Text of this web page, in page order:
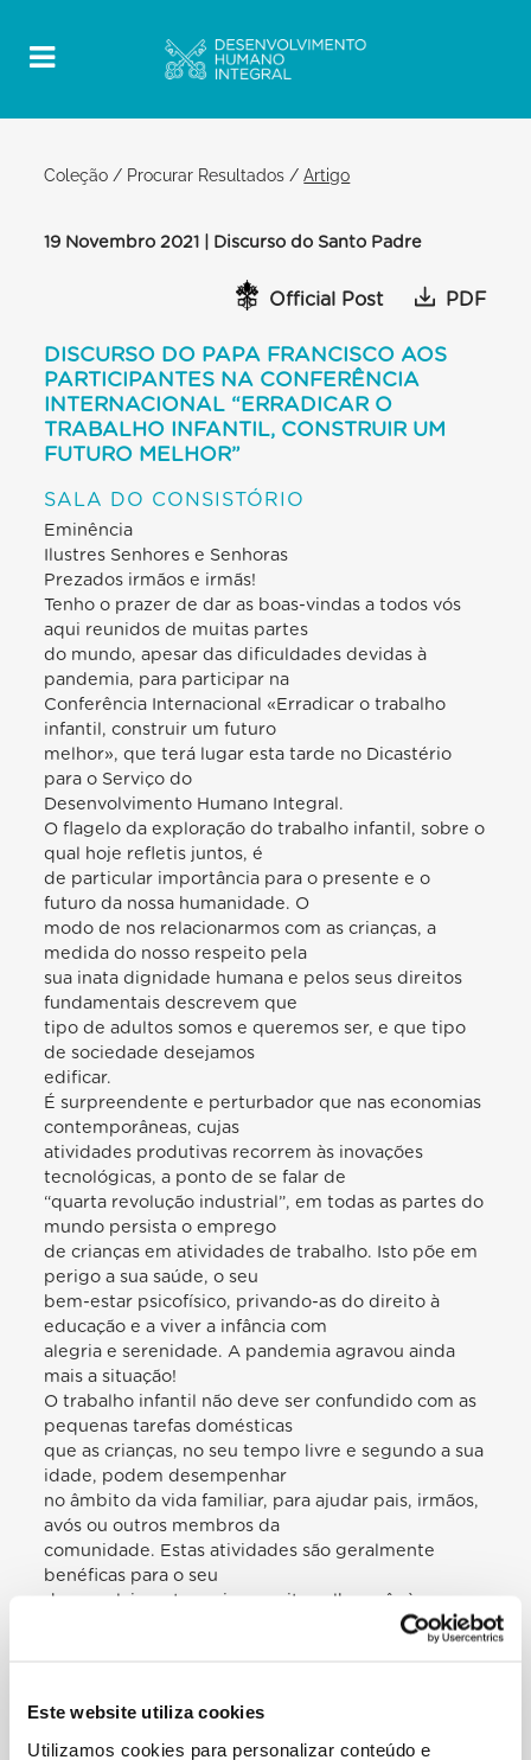
Este website utiliza cookies
Utilizamos cookies para personalizar conteúdo e
Coleção / Procurar Resultados /Artigo
19 Novembro 2021 | Discurso do Santo Padre
Official Post PDF
DISCURSO DO PAPA FRANCISCO AOS
PARTICIPANTES NA CONFERÊNCIA
INTERNACIONAL “ERRADICAR O
TRABALHO INFANTIL, CONSTRUIR UM
FUTURO MELHOR”
SALA DO CONSISTÓRIO
Eminência
Ilustres Senhores e Senhoras
Prezados irmãos e irmãs!
Tenho o prazer de dar as boas-vindas a todos vós
aqui reunidos de muitas partes
do mundo, apesar das dificuldades devidas à
pandemia, para participar na
Conferência Internacional «Erradicar o trabalho
infantil, construir um futuro
melhor», que terá lugar esta tarde no Dicastério
para o Serviço do
Desenvolvimento Humano Integral.
O flagelo da exploração do trabalho infantil, sobre o
qual hoje refletis juntos, é
de particular importância para o presente e o
futuro da nossa humanidade. O
modo de nos relacionarmos com as crianças, a
medida do nosso respeito pela
sua inata dignidade humana e pelos seus direitos
fundamentais descrevem que
tipo de adultos somos e queremos ser, e que tipo
de sociedade desejamos
edificar.
É surpreendente e perturbador que nas economias
contemporâneas, cujas
atividades produtivas recorrem às inovações
tecnológicas, a ponto de se falar de
“quarta revolução industrial”, em todas as partes do
mundo persista o emprego
de crianças em atividades de trabalho. Isto põe em
perigo a sua saúde, o seu
bem-estar psicofísico, privando-as do direito à
educação e a viver a infância com
alegria e serenidade. A pandemia agravou ainda
mais a situação!
O trabalho infantil não deve ser confundido com as
pequenas tarefas domésticas
que as crianças, no seu tempo livre e segundo a sua
idade, podem desempenhar
no âmbito da vida familiar, para ajudar pais, irmãos,
avós ou outros membros da
comunidade. Estas atividades são geralmente
benéficas para o seu
desenvolvimento, pois permitem-lhes pôr à prova
globalizada, em benefício do lucro e do ganho de